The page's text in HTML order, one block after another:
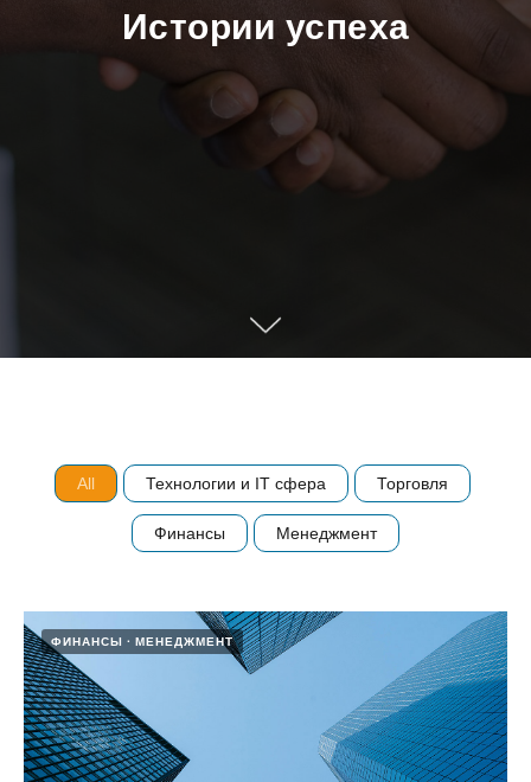
Истории успеха
All Технологии и IT сфера Торговля
Финансы Менеджмент
ФИНАНСЫ МЕНЕДЖМЕНТ